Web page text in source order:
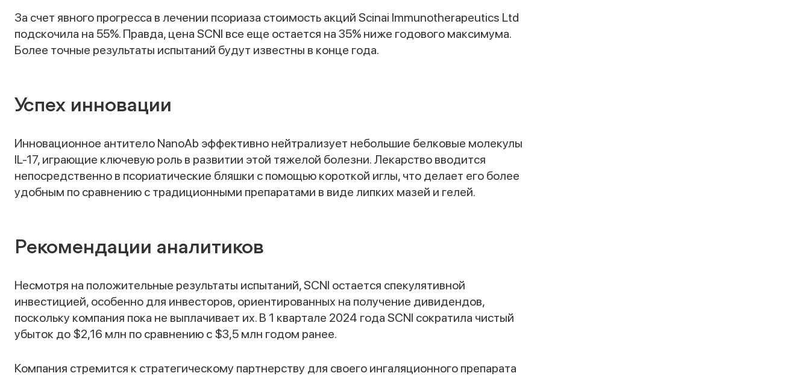
За счет явного прогресса в лечении псориаза стоимость акций Scinai Immunotherapeutics Ltd
подскочила на 55%. Правда, цена SCNI все еще остается на 35% ниже годового максимума.
Более точные результаты испытаний будут известны в конце года.
Успех инновации
Инновационное антитело NanoAb эффективно нейтрализует небольшие белковые молекулы
IL-17, играющие ключевую роль в развитии этой тяжелой болезни. Лекарство вводится
непосредственно в псориатические бляшки с помощью короткой иглы, что делает его более
удобным по сравнению с традиционными препаратами в виде липких мазей и гелей.
Рекомендации аналитиков
Несмотря на положительные результаты испытаний, SCNI остается спекулятивной
инвестицией, особенно для инвесторов, ориентированных на получение дивидендов,
поскольку компания пока не выплачивает их. В 1 квартале 2024 года SCNI сократила чистый
убыток до $2,16 млн по сравнению с $3,5 млн годом ранее.
Компания стремится к стратегическому партнерству для своего ингаляционного препарата
Спасибо за заявку